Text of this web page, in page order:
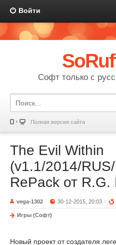
Войти
Софт только с
Полная версия сайта
The Evil Within
(v1.1/2014/
RePack от R.G.
vega-1302 30-12-2015, 20:03
Игры (Софт)
Новый проект от создателя